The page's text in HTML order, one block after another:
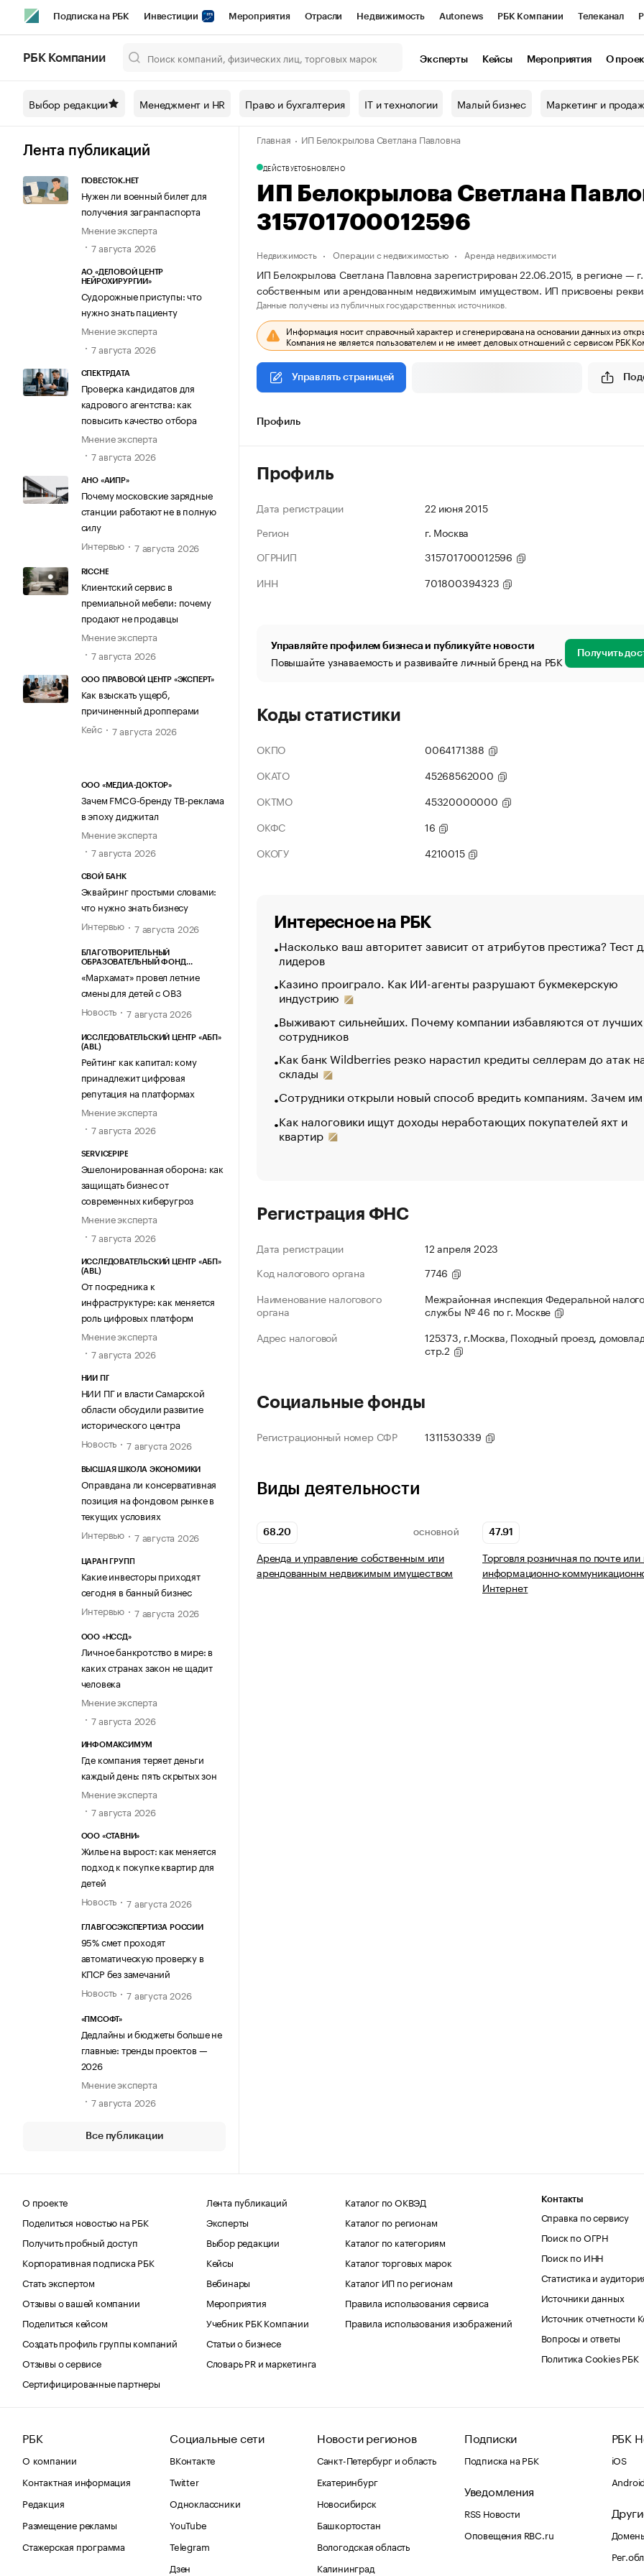
Подписка на РБК Инвестиции Мероприятия Отрасли Недвижимость Autonews РБК Компании Телеканал
Спецпроекты СПб Конференции СПб Спецпроекты Проверка контрагентов
Технологии и медиа Рынок наличной валюты
РБК Компании Эксперты Кейсы Мероприятия О
Выбор редакции Менеджмент и HR Право и бухгалтерия IT и технологии Малый бизнес Маркетинг и
Лента публикаций
ПОВЕСТОК.НЕТ
Нужен ли военный билет для
получения загранпаспорта
Мнение эксперта
7 августа 2026
АО «ДЕЛОВОЙ ЦЕНТР
НЕЙРОХИРУРГИИ»
Судорожные приступы: что
нужно знать пациенту
Мнение эксперта
7 августа 2026
СПЕКТРДАТА
Проверка кандидатов для
кадрового агентства: как
повысить качество отбора
Мнение эксперта
7 августа 2026
АНО «АИПР»
Почему московские зарядные
станции работают не в полную
силу
Интервью
7 августа 2026
RICCHE
Клиентский сервис в
премиальной мебели: почему
продают не продавцы
Мнение эксперта
7 августа 2026
ООО ПРАВОВОЙ ЦЕНТР «ЭКСПЕРТ»
Как взыскать ущерб,
причиненный дропперами
Кейс
7 августа 2026
ООО «МЕДИА-ДОКТОР»
Зачем FMCG-бренду ТВ-реклама
в эпоху диджитал
Мнение эксперта
7 августа 2026
СВОЙ БАНК
Эквайринг простыми словами:
что нужно знать бизнесу
Интервью
7 августа 2026
БЛАГОТВОРИТЕЛЬНЫЙ
ОБРАЗОВАТЕЛЬНЫЙ ФОНД
«Мархамат» провел летние
смены для детей с ОВЗ
Новость
7 августа 2026
ИССЛЕДОВАТЕЛЬСКИЙ ЦЕНТР «АБП»
(ABL)
Рейтинг как капитал: кому
принадлежит цифровая
репутация на платформах
Мнение эксперта
7 августа 2026
SERVICEPIPE
Эшелонированная оборона: как
защищать бизнес от
современных киберугроз
Мнение эксперта
7 августа 2026
ИССЛЕДОВАТЕЛЬСКИЙ ЦЕНТР «АБП»
(ABL)
От посредника к
инфраструктуре: как меняется
роль цифровых платформ
Мнение эксперта
7 августа 2026
НИИ ПГ
НИИ ПГ и власти Самарской
области обсудили развитие
исторического центра
Новость
7 августа 2026
ВЫСШАЯ ШКОЛА ЭКОНОМИКИ
Оправдана ли консервативная
позиция на фондовом рынке в
текущих условиях
Интервью
7 августа 2026
ЦАРАН ГРУПП
Какие инвесторы приходят
сегодня в банный бизнес
Интервью
7 августа 2026
ООО «НССД»
Личное банкротство в мире: в
каких странах закон не щадит
человека
Мнение эксперта
7 августа 2026
ИНФОМАКСИМУМ
Где компания теряет деньги
каждый день: пять скрытых зон
Мнение эксперта
7 августа 2026
ООО «СТАВНИ»
Жилье на вырост: как меняется
подход к покупке квартир для
детей
Новость
7 августа 2026
ГЛАВГОСЭКСПЕРТИЗА РОССИИ
95% смет проходят
автоматическую проверку в
КПСР без замечаний
Новость
7 августа 2026
«ПМСОФТ»
Дедлайны и бюджеты больше не
главные: тренды проектов —
2026
Мнение эксперта
7 августа 2026
Все публикации
Главная ИП Белокрылова Светлана Павловна
ДЕЙСТВУЕТОБНОВЛЕНО
ИП Белокрылова Светлана
315701700012596
Недвижимость Операции с недвижимостью Аренда недвижимости
ИП Белокрылова Светлана Павловна зарегистрирован 22.06.2015, в регионе —
собственным или арендованным недвижимым имуществом. ИП присвоены
Данные получены из публичных государственных источников.
Информация носит справочный характер и сгенерирована на основании данных из
Компания не является пользователем и не имеет деловых отношений с сервисом РБК
Управлять страницей
Профиль
Профиль
Дата регистрации
22 июня 2015
Регион
г. Москва
ОГРНИП
315701700012596
ИНН
701800394323
Управляйте профилем бизнеса и публикуйте новости
Повышайте узнаваемость и развивайте личный бренд на РБК Получить
Коды статистики
ОКПО
0064171388
ОКАТО
45268562000
ОКТМО
45320000000
ОКФС
16
ОКОГУ
4210015
Интересное на РБК
Насколько ваш авторитет зависит от атрибутов престижа? Тест
лидеров
Казино проиграло. Как ИИ-агенты разрушают букмекерскую
индустрию
Выживают сильнейших. Почему компании избавляются от лучших
сотрудников
Как банк Wildberries резко нарастил кредиты селлерам до атак
склады
Сотрудники открыли новый способ вредить компаниям. Зачем
Как налоговики ищут доходы неработающих покупателей яхт и
квартир
Регистрация ФНС
Дата регистрации
12 апреля 2023
Код налогового органа
7746
Наименование налогового
органа
Межрайонная инспекция Федеральной
службы № 46 по г. Москве
Адрес налоговой
125373, г.Москва, Походный проезд,
стр.2
Социальные фонды
Регистрационный номер СФР 1311530339
Виды деятельности
68.20 ОСНОВНОЙ
Аренда и управление собственным или
арендованным недвижимым имуществом
47.91
Торговля розничная по почте или
информационно-
Интернет
О проекте
Поделиться новостью на РБК
Получить пробный доступ
Корпоративная подписка РБК
Стать экспертом
Отзывы о вашей компании
Поделиться кейсом
Создать профиль группы компаний
Отзывы о сервисе
Сертифицированные партнеры
Лента публикаций
Эксперты
Выбор редакции
Кейсы
Вебинары
Мероприятия
Учебник РБК Компании
Статьи о бизнесе
Словарь PR и маркетинга
Каталог по ОКВЭД
Каталог по регионам
Каталог по категориям
Каталог торговых марок
Каталог ИП по регионам
Правила использования сервиса
Правила использования изображений
Контакты
Справка по сервису
Поиск по ОГРН
Поиск по ИНН
Статистика и
Источники данных
Источник отчетности
Вопросы и ответы
Политика Cookies РБК
РБК
О компании
Контактная информация
Редакция
Размещение рекламы
Стажерская программа
Социальные сети
ВКонтакте
Twitter
Одноклассники
YouTube
Telegram
Дзен
Новости регионов
Санкт-Петербург и область
Екатеринбург
Новосибирск
Башкортостан
Вологодская область
Калининград
Подписки
Подписка на РБК
Уведомления
RSS Новости
Оповещения RBC.ru
РБК
iOS